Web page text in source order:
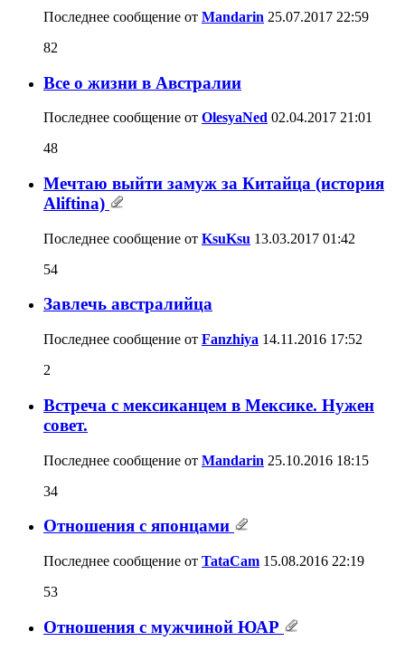
Последнее сообщение от Mandarin 25.07.2017 22:59
82
Все о жизни в Австралии
Последнее сообщение от OlesyaNed 02.04.2017 21:01
48
Мечтаю выйти замуж за Китайца (история
Aliftina)
Последнее сообщение от KsuKsu 13.03.2017 01:42
54
Завлечь австралийца
Последнее сообщение от Fanzhiya 14.11.2016 17:52
2
Встреча с мексиканцем в Мексике. Нужен
совет.
Последнее сообщение от Mandarin 25.10.2016 18:15
34
Отношения с японцами
Последнее сообщение от TataCam 15.08.2016 22:19
53
Отношения с мужчиной ЮАР